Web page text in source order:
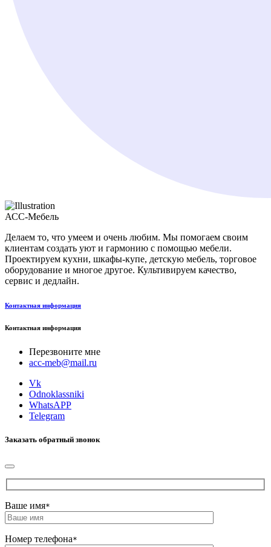
АСС-Мебель
Делаем то, что умеем и очень любим. Мы помогаем своим
клиентам создать уют и гармонию с помощью мебели.
Проектируем кухни, шкафы-купе, детскую мебель, торговое
оборудование и многое другое. Культивируем качество,
сервис и дедлайн.
Контактная информация
Контактная информация
Перезвоните мне
acc-meb@mail.ru
Vk
Odnoklassniki
WhatsAPP
Telegram
Заказать обратный звонок
Ваше имя*
Номер телефона*